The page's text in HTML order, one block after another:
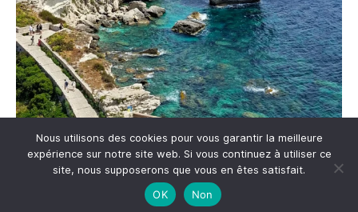
Me suivre sur Instagram
Nous utilisons des cookies pour vous garantir la meilleure
expérience sur notre site web. Si vous continuez à utiliser ce
site, nous supposerons que vous en êtes satisfait.
OK
Non